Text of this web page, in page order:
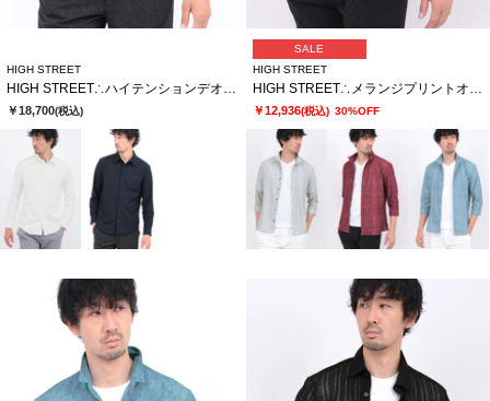
HIGH STREET
HIGH STREET∴ハイテンションデオドラントシャツ
￥18,700(税込)
SALE
HIGH STREET
HIGH STREET∴メランジプリントオブロング７分袖シャツ
￥12,936(税込) 30%OFF